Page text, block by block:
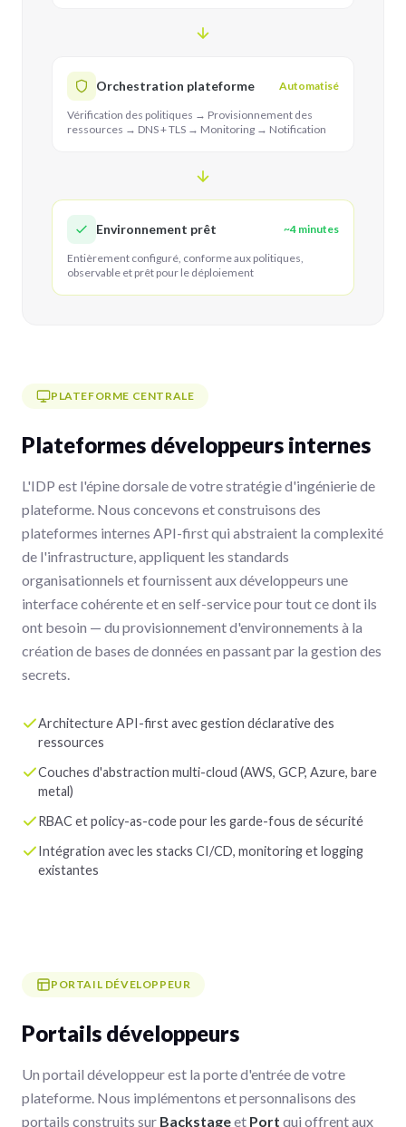
Orchestration plateforme Automatisé
Vérification des politiques → Provisionnement des
ressources → DNS + TLS → Monitoring → Notification
Environnement prêt ~4 minutes
Entièrement configuré, conforme aux politiques,
observable et prêt pour le déploiement
PLATEFORME CENTRALE
Plateformes développeurs internes
L'IDP est l'épine dorsale de votre stratégie d'ingénierie de
plateforme. Nous concevons et construisons des
plateformes internes API-first qui abstraient la complexité
de l'infrastructure, appliquent les standards
organisationnels et fournissent aux développeurs une
interface cohérente et en self-service pour tout ce dont ils
ont besoin — du provisionnement d'environnements à la
création de bases de données en passant par la gestion des
secrets.
Architecture API-first avec gestion déclarative des
ressources
Couches d'abstraction multi-cloud (AWS, GCP, Azure, bare
metal)
RBAC et policy-as-code pour les garde-fous de sécurité
Intégration avec les stacks CI/CD, monitoring et logging
existantes
PORTAIL DÉVELOPPEUR
Portails développeurs
Un portail développeur est la porte d'entrée de votre
plateforme. Nous implémentons et personnalisons des
portails construits sur Backstageet Port qui offrent aux